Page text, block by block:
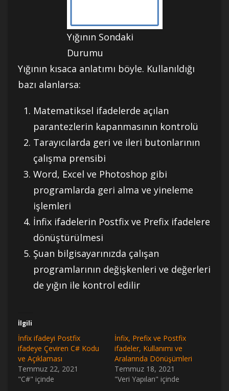
Yığının Sondaki
Durumu
Yığının kısaca anlatımı böyle. Kullanıldığı
bazı alanlarsa:
Matematiksel ifadelerde açılan
parantezlerin kapanmasının kontrolü
Tarayıcılarda geri ve ileri butonlarının
çalışma prensibi
Word, Excel ve Photoshop gibi
programlarda geri alma ve yineleme
işlemleri
İnfix ifadelerin Postfix ve Prefix ifadelere
dönüştürülmesi
Şuan bilgisayarınızda çalışan
programlarının değişkenleri ve değerleri
de yığın ile kontrol edilir
İlgili
İnfix ifadeyi Postfix
ifadeye Çeviren C# Kodu
ve Açıklaması
Temmuz 22, 2021
"C#" içinde
İnfix, Prefix ve Postfix
ifadeler, Kullanımı ve
Aralarında Dönüşümleri
Temmuz 18, 2021
"Veri Yapıları" içinde